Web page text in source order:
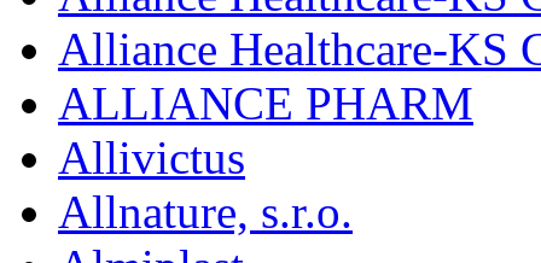
Alliance Healthcare-KS
ALLIANCE PHARM
Allivictus
Allnature, s.r.o.